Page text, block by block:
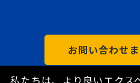
私たちは、より良いエクス
お問い合わせ